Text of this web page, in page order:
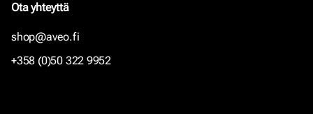
Ota yhteyttä
shop@aveo.fi
+358 (0)50 322 9952